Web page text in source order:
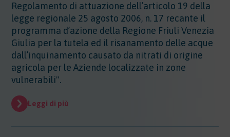
Regolamento di attuazione dell’articolo 19 della
legge regionale 25 agosto 2006, n. 17 recante il
programma d’azione della Regione Friuli Venezia
Giulia per la tutela ed il risanamento delle acque
dall’inquinamento causato da nitrati di origine
agricola per le Aziende localizzate in zone
vulnerabili".
Leggi di più